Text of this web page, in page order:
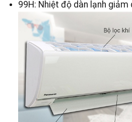
99H: Nhiệt độ dàn lạnh